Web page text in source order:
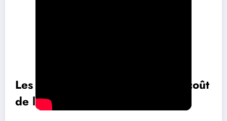
Les subventions pour réduire le coût
de l’installation